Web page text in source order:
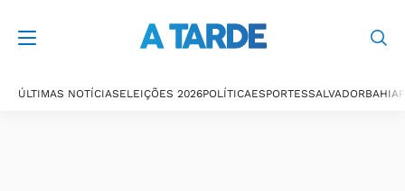
ÚLTIMAS NOTÍCIASELEIÇÕES 2026POLÍTICAESPORTESSALVADORBAHIA